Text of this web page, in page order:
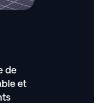
de
et